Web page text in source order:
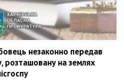
незаконно передав
розташовану на землях